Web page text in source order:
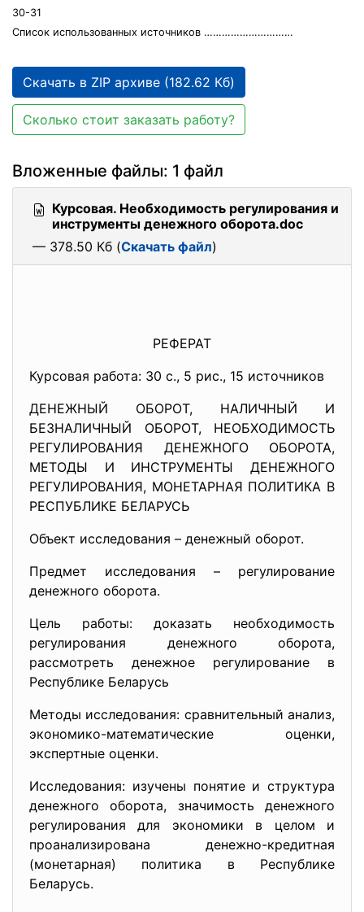
30-31
Список использованных источников …………………………
Скачать в ZIP архиве (182.62 Кб)
Сколько стоит заказать работу?
Вложенные файлы: 1 файл
Курсовая. Необходимость регулирования и
инструменты денежного оборота.doc
— 378.50 Кб (Скачать файл)
РЕФЕРАТ
Курсовая работа: 30 с., 5 рис., 15 источников
ДЕНЕЖНЫЙ ОБОРОТ, НАЛИЧНЫЙ И
БЕЗНАЛИЧНЫЙ ОБОРОТ, НЕОБХОДИМОСТЬ
РЕГУЛИРОВАНИЯ ДЕНЕЖНОГО ОБОРОТА,
МЕТОДЫ И ИНСТРУМЕНТЫ ДЕНЕЖНОГО
РЕГУЛИРОВАНИЯ, МОНЕТАРНАЯ ПОЛИТИКА В
РЕСПУБЛИКЕ БЕЛАРУСЬ
Объект исследования – денежный оборот.
Предмет исследования – регулирование
денежного оборота.
Цель работы: доказать необходимость
регулирования денежного оборота,
рассмотреть денежное регулирование в
Республике Беларусь
Методы исследования: сравнительный анализ,
экономико-математические оценки,
экспертные оценки.
Исследования: изучены понятие и структура
денежного оборота, значимость денежного
регулирования для экономики в целом и
проанализирована денежно-кредитная
(монетарная) политика в Республике
Беларусь.